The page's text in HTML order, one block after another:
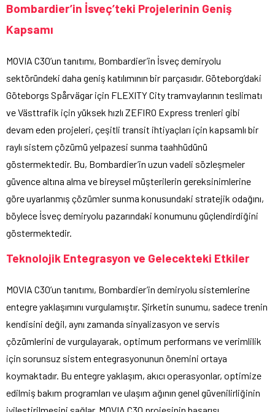
Bombardier’in İsveç’teki Projelerinin Geniş
Kapsamı
MOVIA C30’un tanıtımı, Bombardier’in İsveç demiryolu
sektöründeki daha geniş katılımının bir parçasıdır. Göteborg’daki
Göteborgs Spårvägar için FLEXITY City tramvaylarının teslimatı
ve Västtrafik için yüksek hızlı ZEFIRO Express trenleri gibi
devam eden projeleri, çeşitli transit ihtiyaçları için kapsamlı bir
raylı sistem çözümü yelpazesi sunma taahhüdünü
göstermektedir. Bu, Bombardier’in uzun vadeli sözleşmeler
güvence altına alma ve bireysel müşterilerin gereksinimlerine
göre uyarlanmış çözümler sunma konusundaki stratejik odağını,
böylece İsveç demiryolu pazarındaki konumunu güçlendirdiğini
göstermektedir.
Teknolojik Entegrasyon ve Gelecekteki Etkiler
MOVIA C30’un tanıtımı, Bombardier’in demiryolu sistemlerine
entegre yaklaşımını vurgulamıştır. Şirketin sunumu, sadece trenin
kendisini değil, aynı zamanda sinyalizasyon ve servis
çözümlerini de vurgulayarak, optimum performans ve verimlilik
için sorunsuz sistem entegrasyonunun önemini ortaya
koymaktadır. Bu entegre yaklaşım, akıcı operasyonlar, optimize
edilmiş bakım programları ve ulaşım ağının genel güvenilirliğinin